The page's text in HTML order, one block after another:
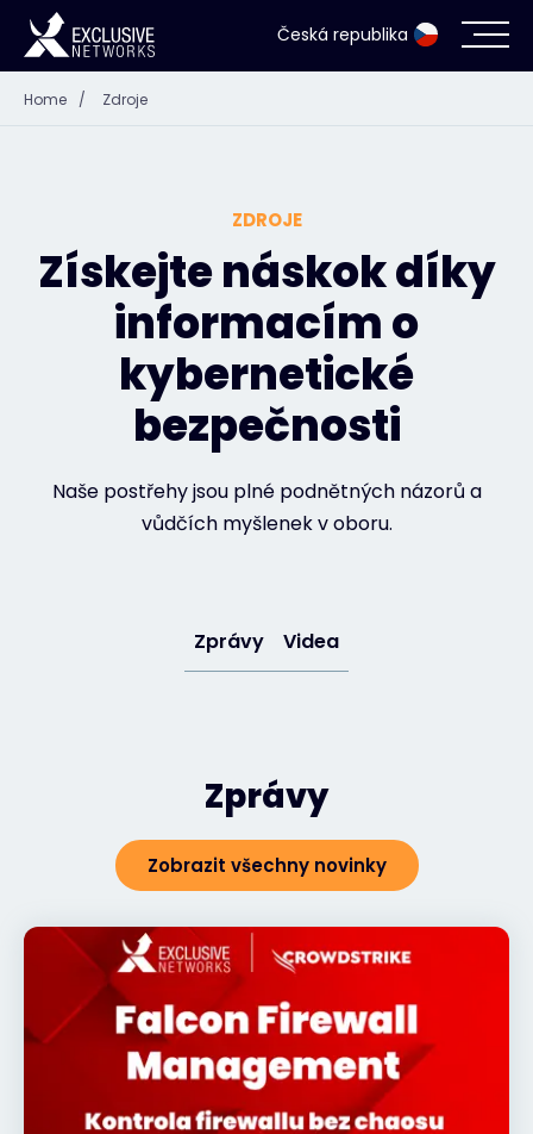
Česká republika
Zdroje
Společnost
Přihlášení do Partner Portálu
Kontakt
Home / Zdroje
ZDROJE
Získejte náskok díky
informacím o
kybernetické
bezpečnosti
Naše postřehy jsou plné podnětných názorů a
vůdčích myšlenek v oboru.
Zprávy Videa
Zprávy
Zobrazit všechny novinky